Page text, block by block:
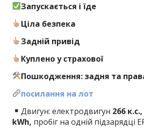
Запускається і їде
Ціла безпека
Задній привід
Куплено у страхової
Пошкодження: задня та
посилання на лот
Двигун: електродвигун 266
kWh, пробіг на одній підзарядці